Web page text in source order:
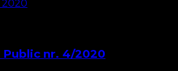
2020
nr. 4/2020